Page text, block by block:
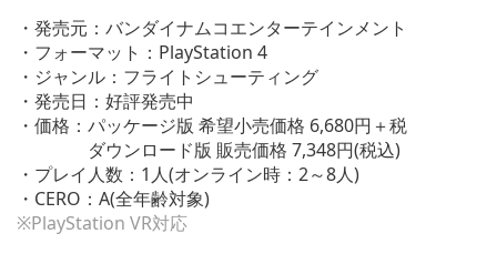
・発売元：バンダイナムコエンターテインメント
・フォーマット：PlayStation 4
・ジャンル：フライトシューティング
・発売日：好評発売中
・価格：パッケージ版 希望小売価格 6,680円＋税
ダウンロード版 販売価格 7,348円(税込)
・プレイ人数：1人(オンライン時：2～8人)
・CERO：A(全年齢対象)
※PlayStation VR対応